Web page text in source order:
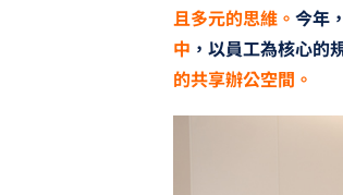
且多元的思維。 今年
中 ，以員工為核心的
的共享辦公空間。